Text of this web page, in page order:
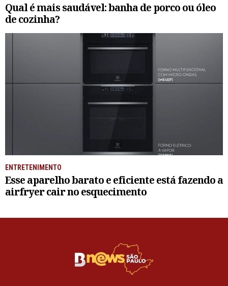
Qual é mais saudável: banha de porco ou óleo
de cozinha?
ENTRETENIMENTO
Esse aparelho barato e eficiente está fazendo a
airfryer cair no esquecimento